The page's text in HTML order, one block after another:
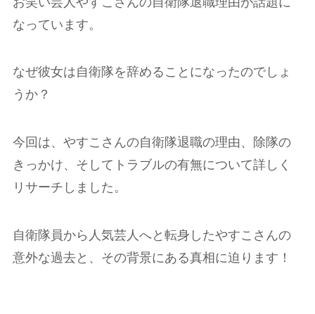
なっています。
なぜ彼女は自衛隊を辞めることになったのでしょ
うか？
今回は、やすこさんの自衛隊退職の理由、除隊の
きっかけ、そしてトラブルの有無について詳しく
リサーチしました。
自衛隊員から人気芸人へと転身したやすこさんの
意外な過去と、その背景にある真相に迫ります！